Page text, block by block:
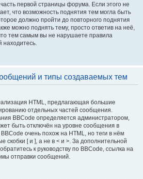
первой страницы форума. Если этого не
что возможность поднятия тем могла быть
должно пройти до повторного поднятия
можно поднять тему, просто ответив на неё,
тем самым вы не нарушаете правила
находитесь.
и типы создаваемых тем
HTML, предлагающая большие
отдельных частей сообщения.
BBCode определяется администратором,
быть отключён на уровне сообщения в
очень похож на HTML, но теги в нём
скобки [ и ], а не в < и >. За дополнительной
к руководству по BBCode, ссылка на
отправки сообщений.